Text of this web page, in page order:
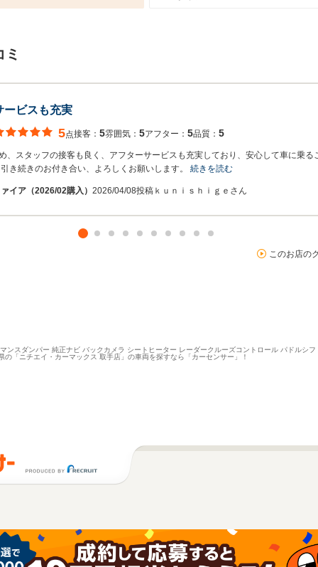
ービスも充実
5点接客： 5雰囲気： 5アフター： 5品質： 5
、スタッフの接客も良く、アフターサービスも充実しており、安心して車に乗る
き続きのお付き合い、よろしくお願いします。 続きを読む
イア（2026/02購入） 2026/04/08投稿 ｋｕｎｉｓｈｉｇｅさん
このお店の
スダンパー 純正ナビ バックカメラ シートヒーター レーダークルーズコントロール パドルシ
の「ニチエイ・カーマックス 取手店」の車両を探すなら「カーセンサー」！